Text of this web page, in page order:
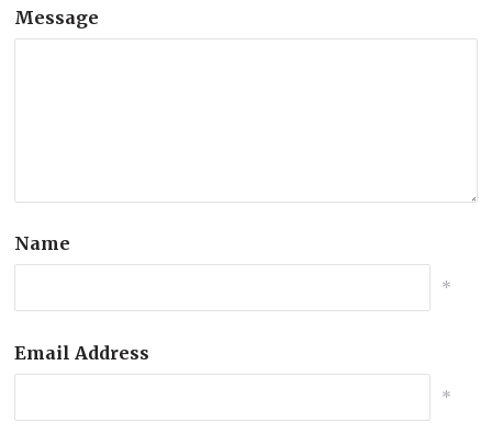
Message
Name
*
Email Address
*